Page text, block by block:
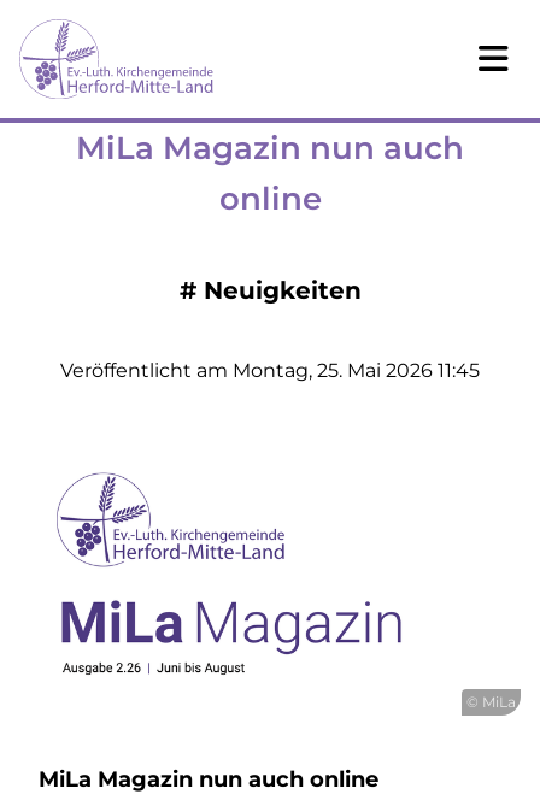
MiLa Magazin nun auch
online
# Neuigkeiten
Veröffentlicht am Montag, 25. Mai 2026 11:45
© MiLa
MiLa Magazin nun auch online